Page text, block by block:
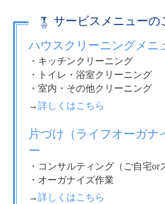
サービスメニューの
ハウスクリーニングメニ
・キッチンクリーニング
・トイレ・浴室クリーニング
・室内・その他クリーニング
→詳しくはこちら
片づけ（ライフオーガナ
ー
・コンサルティング（ご自宅or
・オーガナイズ作業
→詳しくはこちら